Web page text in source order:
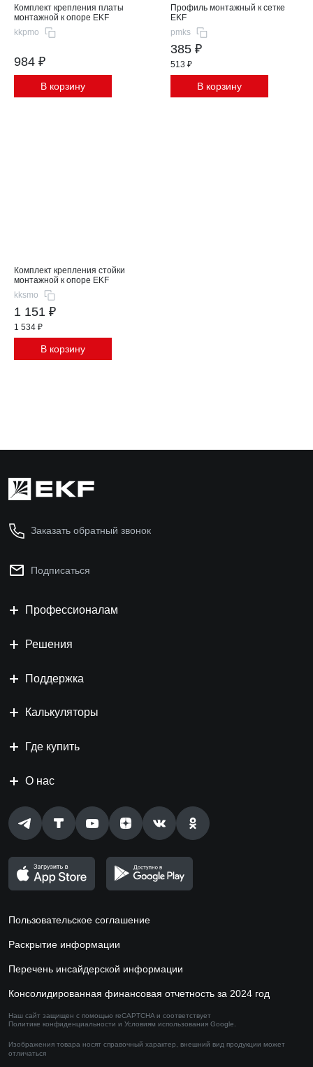
Комплект крепления платы
монтажной к опоре EKF
kkpmo
984 ₽
В корзину
Профиль монтажный к сетке
EKF
pmks
385 ₽
513 ₽
В корзину
Комплект крепления стойки
монтажной к опоре EKF
kksmo
1 151 ₽
1 534 ₽
В корзину
Заказать обратный звонок
Подписаться
Профессионалам
Решения
Поддержка
Калькуляторы
Где купить
О нас
Пользовательское соглашение
Раскрытие информации
Перечень инсайдерской информации
Консолидированная финансовая отчетность за 2024 год
Наш сайт защищен с помощью reCAPTCHA и соответствует
Политике конфиденциальности и Условиям использования Google.
Изображения товара носят справочный характер, внешний вид продукции может
отличаться